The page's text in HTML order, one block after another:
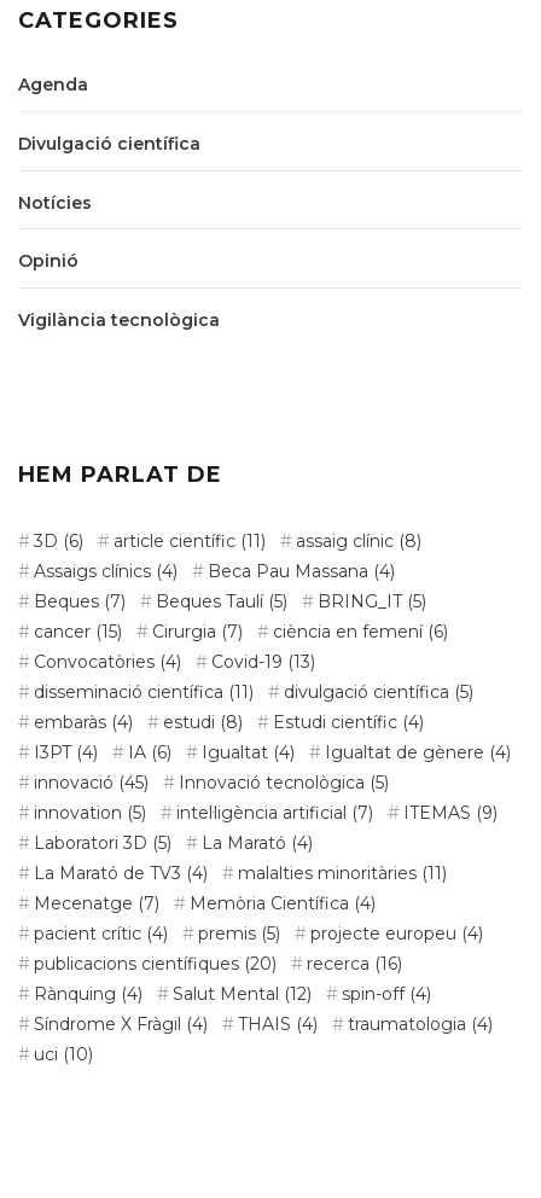
CATEGORIES
Agenda
Divulgació científica
Notícies
Opinió
Vigilància tecnològica
HEM PARLAT DE
3D (6) article científic (11) assaig clínic (8)
Assaigs clínics (4) Beca Pau Massana (4)
Beques (7) Beques Taulí(5) BRING_IT(5)
cancer (15) Cirurgia (7) ciència en femení(6)
Convocatòries (4) Covid-19 (13)
disseminació científica (11) divulgació científica (5)
embaràs (4) estudi (8) Estudi científic (4)
I3PT(4) IA (6) Igualtat (4) Igualtat de gènere (4)
innovació (45) Innovació tecnològica (5)
innovation (5) intel·ligència artificial (7) ITEMAS (9)
Laboratori 3D (5) La Marató (4)
La Marató de TV3 (4) malalties minoritàries (11)
Mecenatge (7) Memòria Científica (4)
pacient crític (4) premis (5) projecte europeu (4)
publicacions científiques (20) recerca (16)
Rànquing (4) Salut Mental (12) spin-off(4)
Síndrome X Fràgil (4) THAIS (4) traumatologia (4)
uci (10)